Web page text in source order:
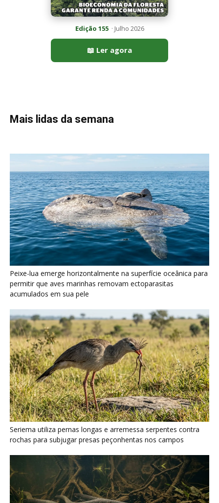
Peixe-lua emerge horizontalmente na superfície oceânica para
permitir que aves marinhas removam ectoparasitas
Seriema utiliza pernas longas e arremessa serpentes contra
rochas para subjugar presas peçonhentas nos campos
Poraquê sincroniza descargas elétricas em grupo para
amplificar campo elétrico e atordoar cardumes de peixes
maiores na Amazônia